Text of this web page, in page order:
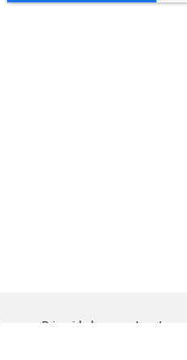
Privacidad Legal